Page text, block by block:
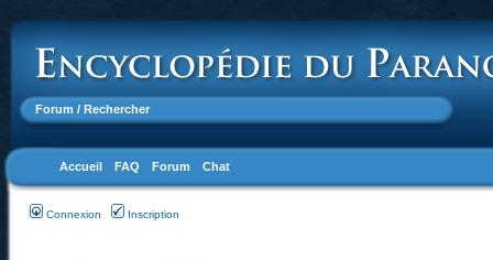
Forum / Rechercher
Accueil FAQ Forum Chat
Connexion Inscription